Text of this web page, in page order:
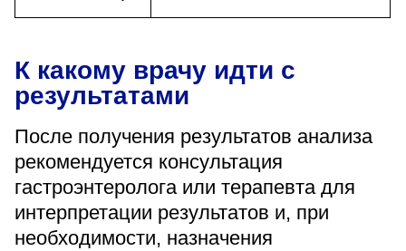
К какому врачу идти с
результатами
После получения результатов анализа
рекомендуется консультация
гастроэнтеролога или терапевта для
интерпретации результатов и, при
необходимости, назначения